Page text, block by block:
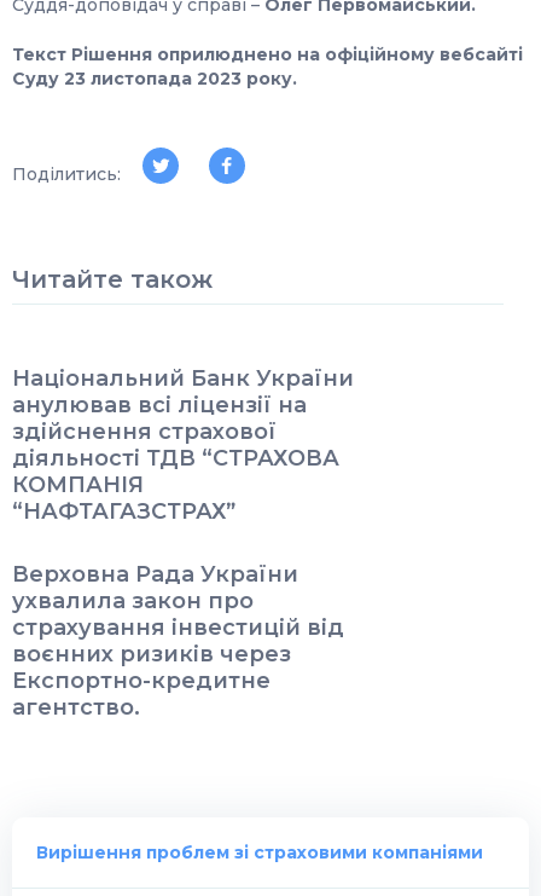
Суддя-доповідач у справі – Олег Первомайський.
Текст Рішення оприлюднено на офіційному вебсайті
Суду 23 листопада 2023 року.
Поділитись:
Читайте також
Національний Банк України
анулював всі ліцензії на
здійснення страхової
діяльності ТДВ “СТРАХОВА
КОМПАНІЯ
“НАФТАГАЗСТРАХˮ
Верховна Рада України
ухвалила закон про
страхування інвестицій від
воєнних ризиків через
Експортно-кредитне
агентство.
Вирішення проблем зі страховими компаніями